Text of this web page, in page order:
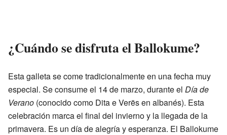
¿Cuándo se disfruta el Ballokume?
Esta galleta se come tradicionalmente en una fecha muy
especial. Se consume el 14 de marzo, durante el Día de
Verano (conocido como Dita e Verës en albanés). Esta
celebración marca el final del invierno y la llegada de la
primavera. Es un día de alegría y esperanza. El Ballokume